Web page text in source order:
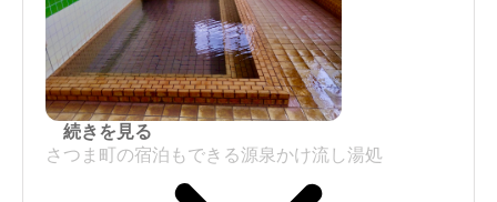
さつま町の宿泊もできる源泉かけ流し湯処
続きを見る